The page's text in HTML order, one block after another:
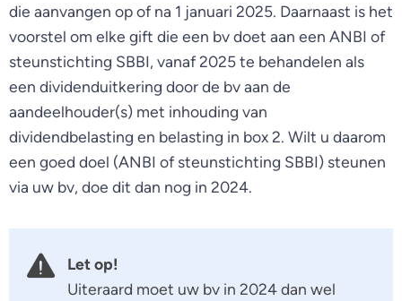
die aanvangen op of na 1 januari 2025. Daarnaast is het
voorstel om elke gift die een bv doet aan een ANBI of
steunstichting SBBI, vanaf 2025 te behandelen als
een dividenduitkering door de bv aan de
aandeelhouder(s) met inhouding van
dividendbelasting en belasting in box 2. Wilt u daarom
een goed doel (ANBI of steunstichting SBBI) steunen
via uw bv, doe dit dan nog in 2024.
Let op!
Uiteraard moet uw bv in 2024 dan wel